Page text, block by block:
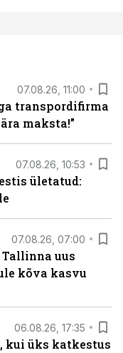
07.08.26, 11:00
transpordifirma
maksta!”
07.08.26, 10:53
ületatud:
07.08.26, 07:00
uus
kõva kasvu
06.08.26, 17:35
kui üks katkestus